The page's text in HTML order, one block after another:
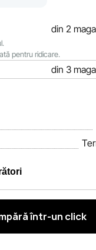
din 2
pentru ridicare.
din 3
pentru ca
pe site să fie cât mai
într-un click